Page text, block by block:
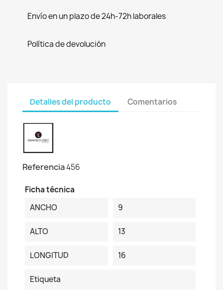
Envío en un plazo de 24h-72h laborales
Política de devolución
Detalles del producto Comentarios
Referencia456
Ficha técnica
ANCHO
9
ALTO 13
LONGITUD 16
Etiqueta